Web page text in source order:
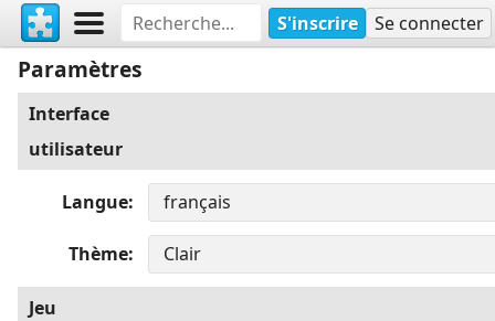
S'inscrire Se connecter
Paramètres
Interface
utilisateur
Langue
Thème
Jeu